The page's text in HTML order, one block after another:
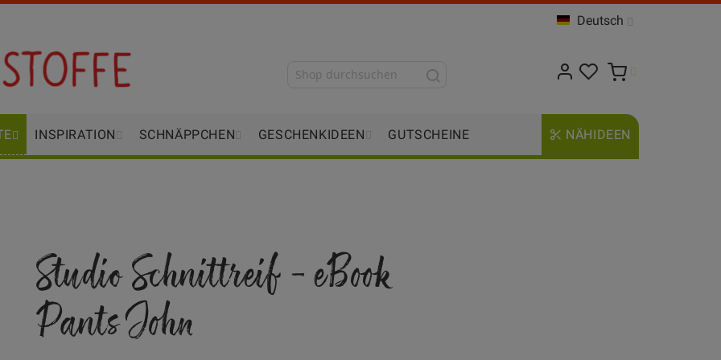
Deutsch
INSPIRATION SCHNÄPPCHEN GESCHENKIDEEN GUTSCHEINE NÄHIDEEN
Studio Schnittreif - eBook
Pants John